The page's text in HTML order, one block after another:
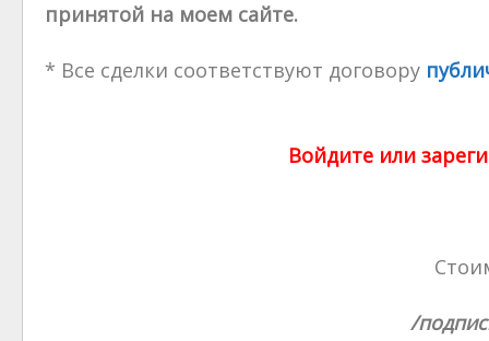
принятой на моем сайте.
* Все сделки соответствуют договору
Войдите или
/